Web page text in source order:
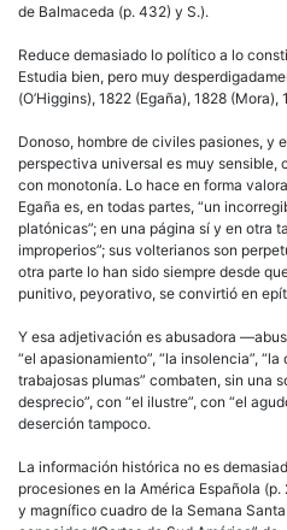
de Balmaceda (p. 432) y S.).
Reduce demasiado lo político a lo
Estudia bien, pero muy
(O’Higgins), 1822 (Egaña), 1828 (Mora),
Donoso, hombre de civiles pasiones, y
perspectiva universal es muy
con monotonía. Lo hace en forma
Egaña es, en todas partes, “un
platónicas”; en una página sí y en otra
improperios”; sus volterianos son
otra parte lo han sido siempre desde
punitivo, peyorativo, se convirtió en
Y esa adjetivación es abusadora
“el apasionamiento”, “la insolencia”,
trabajosas plumas” combaten, sin una
desprecio”, con “el ilustre”, con “el
deserción tampoco.
La información histórica no es
procesiones en la América Española
y magnífico cuadro de la Semana